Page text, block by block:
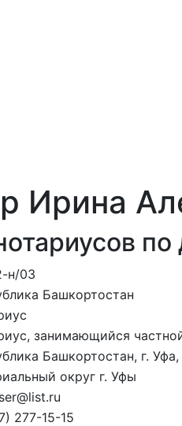
Ирина
н/03
Башкортостан
занимающийся
Башкортостан, г.
округ г. Уфы
277-15-15